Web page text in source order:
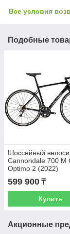
Все условия
Подобные
Шоссейный
Cannondale 700 M
Optimo 2 (2022)
599 900 ₸
Купить
Акционные